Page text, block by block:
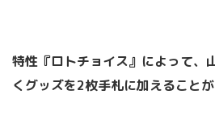
特性『ロトチョイス』によって、
くグッズを2枚手札に加えることが